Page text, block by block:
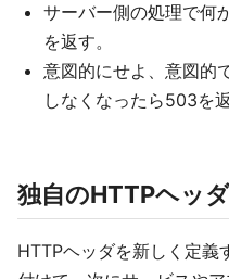
サーバー側の処理で何
を返す。
意図的にせよ、意図的
しなくなったら503を返
独自のHTTPヘッ
HTTPヘッダを新しく定義